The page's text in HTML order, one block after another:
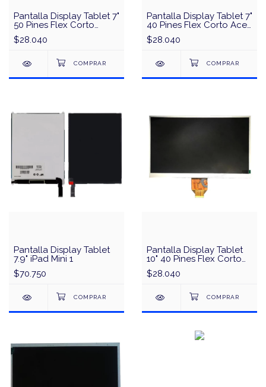
Pantalla Display Tablet 7"
50 Pines Flex Corto
Stromberg Carlson
7610/7310
$28.040
Pantalla Display Tablet 7"
40 Pines Flex Corto Acer
Gateway EJ070NA-01J
M1
$28.040
Pantalla Display Tablet
7.9" iPad Mini 1
$70.750
Pantalla Display Tablet
10" 40 Pines Flex Corto
FPC90042
$28.040